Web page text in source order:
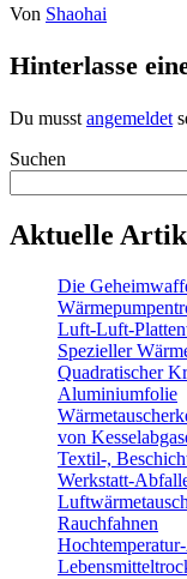
Von Shaohai
Hinterlasse
Du musst angemeldet
Suchen
Aktuelle
Die
Luft-Luft-
Spezieller
Quadratischer
Aluminiumfolie
von
Textil-,
Werkstatt-
Rauchfahnen